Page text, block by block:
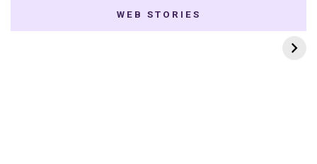
WEB STORIES
7 K-dramas Enemies
to Lovers
Thai Dramas com
First e Khaotung